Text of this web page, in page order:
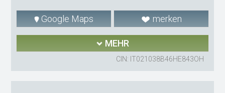
Google Maps merken
MEHR
CIN: IT021038B46HE843OH